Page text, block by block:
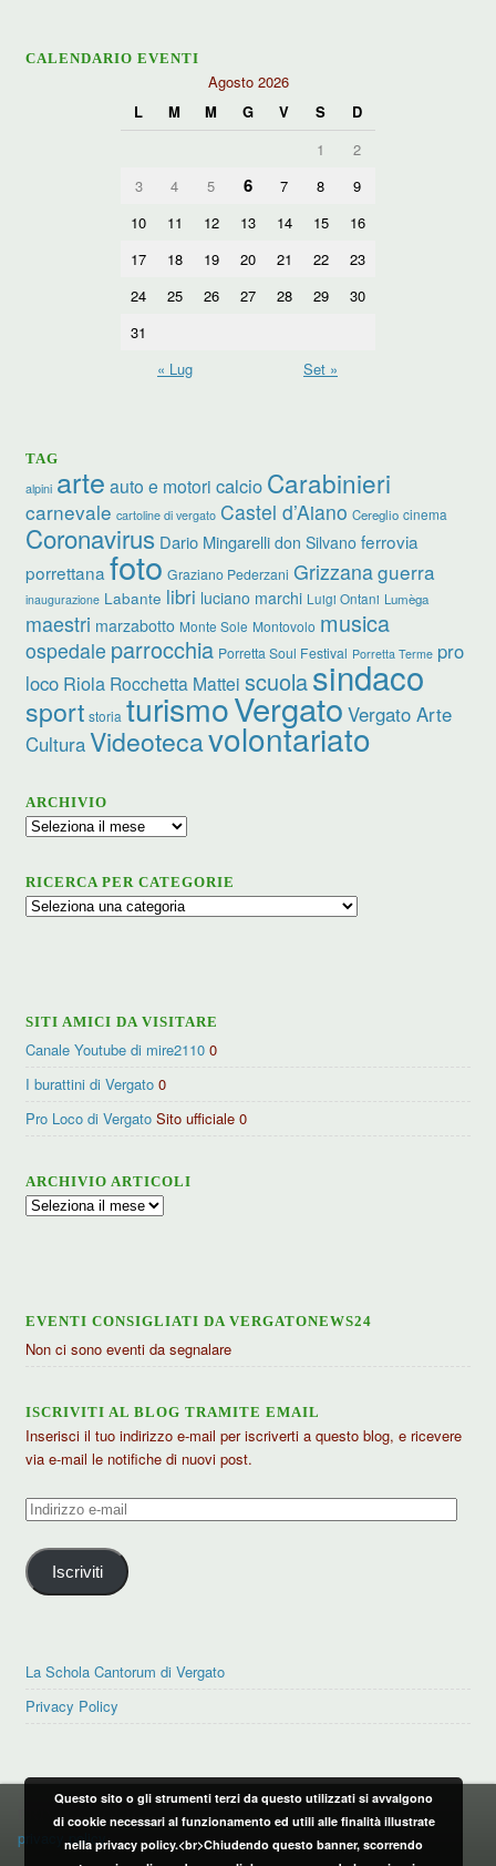
CALENDARIO EVENTI
Agosto 2026
L
M M G V S
D
1
2
3
4 5 6 7 8
9
10
11 12 13 14 15
16
17
18 19 20 21 22
23
24
25 26 27 28 29
30
31
« Lug
Set »
TAG
alpini arte auto e motori calcio Carabinieri
carnevale cartoline di vergato Castel d’Aiano Cereglio cinema
Coronavirus Dario Mingarelli don Silvano ferrovia
porrettana foto Graziano Pederzani Grizzanaguerra
inaugurazione Labante libri luciano marchi Luigi Ontani Lumèga
maestri marzabotto Monte Sole Montovolo musica
ospedale parrocchia Porretta Soul Festival Porretta Terme pro
loco Riola Rocchetta Mattei scuolasindaco
sport storia turismoVergato Vergato Arte
CulturaVideotecavolontariato
ARCHIVIO
Archivio
RICERCA PER CATEGORIE
Ricerca
SITI AMICI DA VISITARE
Canale Youtube di mire2110 0
I burattini di Vergato 0
Pro Loco di Vergato Sito ufficiale 0
ARCHIVIO ARTICOLI
Archivio
EVENTI CONSIGLIATI DA VERGATONEWS24
Non ci sono eventi da segnalare
ISCRIVITI AL BLOG TRAMITE EMAIL
Inserisci il tuo indirizzo e-mail per iscriverti a questo blog, e ricevere
via e-mail le notifiche di nuovi post.
Indirizzo
mail
Iscriviti
La Schola Cantorum di Vergato
Privacy Policy
PRIVACY POLICY
privacy policy
Questo sito o gli strumenti terzi da questo utilizzati si avvalgono
di cookie necessari al funzionamento ed utili alle finalità illustrate
nella privacy policy.<br>Chiudendo questo banner, scorrendo